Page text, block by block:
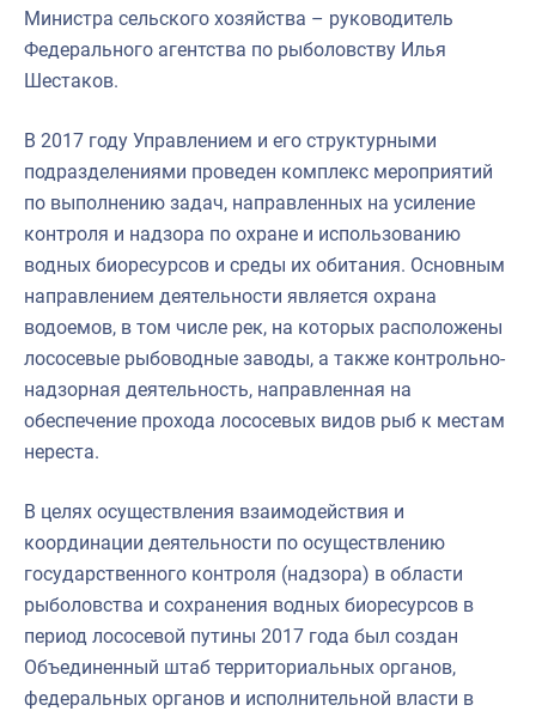
Министра сельского хозяйства – руководитель
Федерального агентства по рыболовству Илья
Шестаков.
В 2017 году Управлением и его структурными
подразделениями проведен комплекс мероприятий
по выполнению задач, направленных на усиление
контроля и надзора по охране и использованию
водных биоресурсов и среды их обитания. Основным
направлением деятельности является охрана
водоемов, в том числе рек, на которых расположены
лососевые рыбоводные заводы, а также контрольно-
надзорная деятельность, направленная на
обеспечение прохода лососевых видов рыб к местам
нереста.
В целях осуществления взаимодействия и
координации деятельности по осуществлению
государственного контроля (надзора) в области
рыболовства и сохранения водных биоресурсов в
период лососевой путины 2017 года был создан
Объединенный штаб территориальных органов,
федеральных органов и исполнительной власти в